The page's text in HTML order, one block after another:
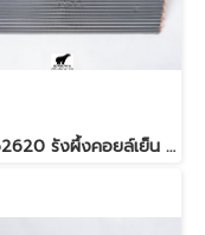
E27962620 รังผึ้งคอยล์เย็น สำหรับแอร์มิตซู รุ่น PLY-M24,PLY-M30